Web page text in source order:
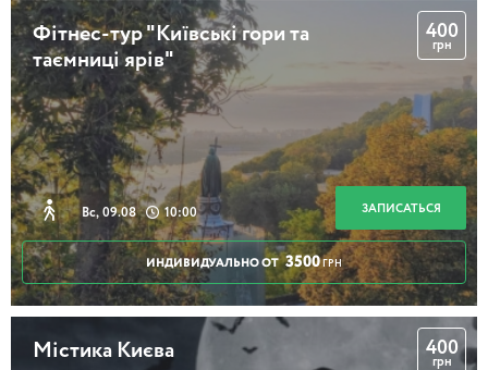
3 часа
Храмы Печерска
3 часа
Фітнес-тур "Київські гори та
таємниці ярів"
Вс, 09.08 10:00
400
грн
ЗАПИСАТЬСЯ
ИНДИВИДУАЛЬНО ОТ 3500 ГРН
Містика Києва 400
грн